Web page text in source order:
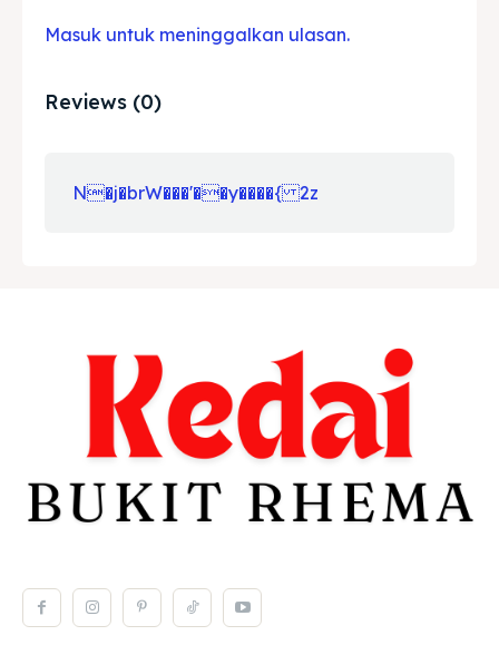
Masuk untuk meninggalkan ulasan.
Reviews (0)
N�j�brW���'��y����{ 2z